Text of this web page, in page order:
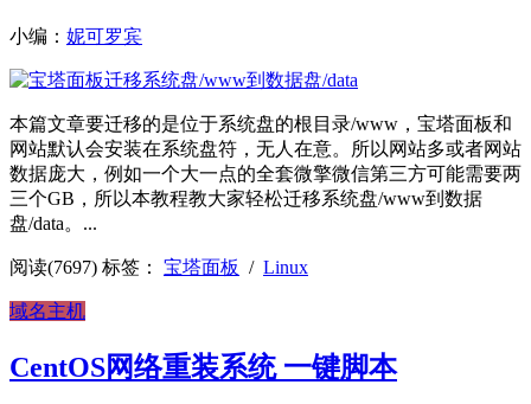
小编： 妮可罗宾
本篇文章要迁移的是位于系统盘的根目录/www，宝塔面板和
网站默认会安装在系统盘符，无人在意。所以网站多或者网站
数据庞大，例如一个大一点的全套微擎微信第三方可能需要两
三个GB，所以本教程教大家轻松迁移系统盘/www到数据
盘/data。...
阅读(7697) 标签： 宝塔面板 / Linux
域名主机
CentOS网络重装系统 一键脚本